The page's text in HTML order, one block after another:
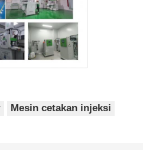
Mesin cetakan injeksi